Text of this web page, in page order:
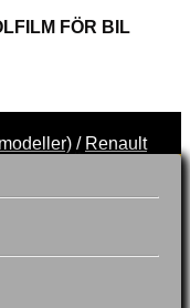
FÖR BIL
/ Renault